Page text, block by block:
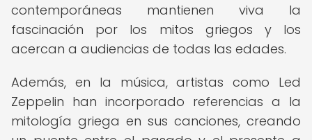
contemporáneas mantienen viva la
fascinación por los mitos griegos y los
acercan a audiencias de todas las edades.
Además, en la música, artistas como Led
Zeppelin han incorporado referencias a la
mitología griega en sus canciones, creando